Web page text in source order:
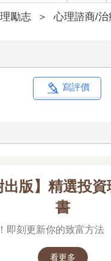
勵志 ＞ 心理諮商/治
寫評價
出版】精選投
書
即刻更新你的致富方法
看更多